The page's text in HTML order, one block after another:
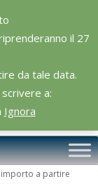
il 27
da tale data.
a:
Ignora
a partire